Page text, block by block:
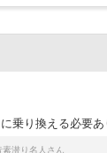
乗り換える必要あ
素潜り名人 さん